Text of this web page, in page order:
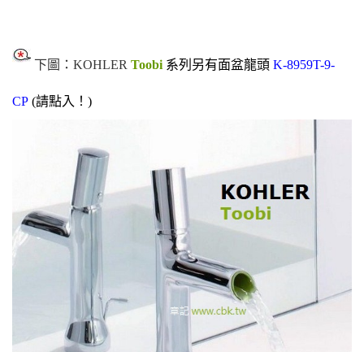
下圖：KOHLER Toobi 系列另有面盆龍頭 K-8959T-9-
CP (請點入！)